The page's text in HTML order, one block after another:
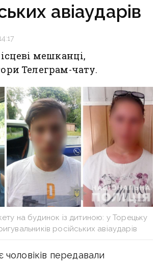
авіаударів
мешканці,
Телеграм-чату.
на будинок із дитиною: у Торецьку
російських авіаударів
чоловіків передавали